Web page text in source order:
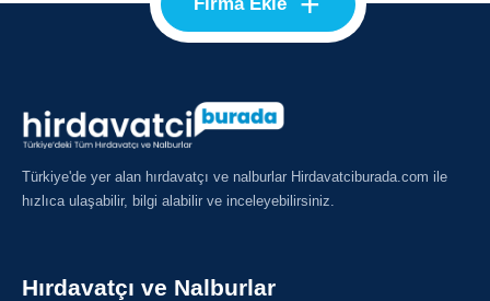
Türkiye'de yer alan hırdavatçı ve nalburlar Hirdavatciburada.com ile
hızlıca ulaşabilir, bilgi alabilir ve inceleyebilirsiniz.
Hırdavatçı ve Nalburlar